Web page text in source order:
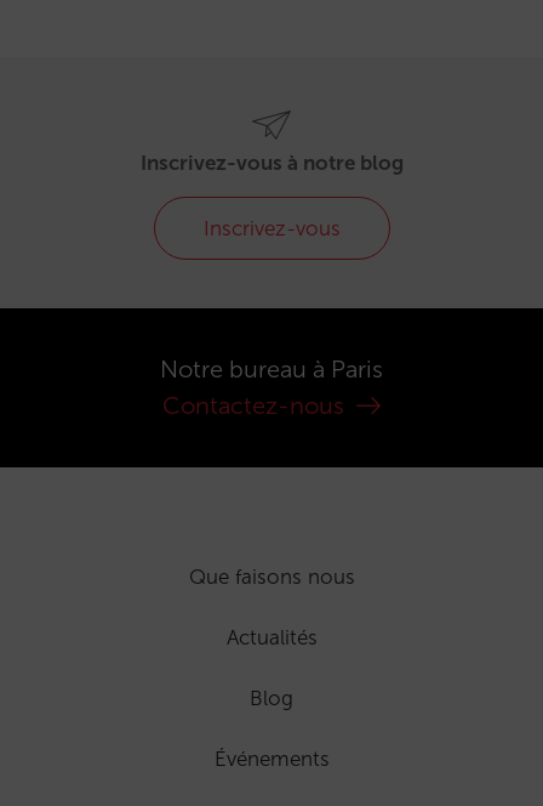
Inscrivez-vous à notre blog
Inscrivez-vous
Notre bureau à Paris
Contactez-nous
Que faisons nous
Actualités
Blog
Événements